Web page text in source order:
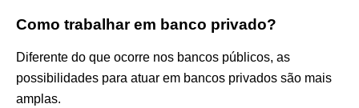
Como trabalhar em banco privado?
Diferente do que ocorre nos bancos públicos, as
possibilidades para atuar em bancos privados são mais
amplas.